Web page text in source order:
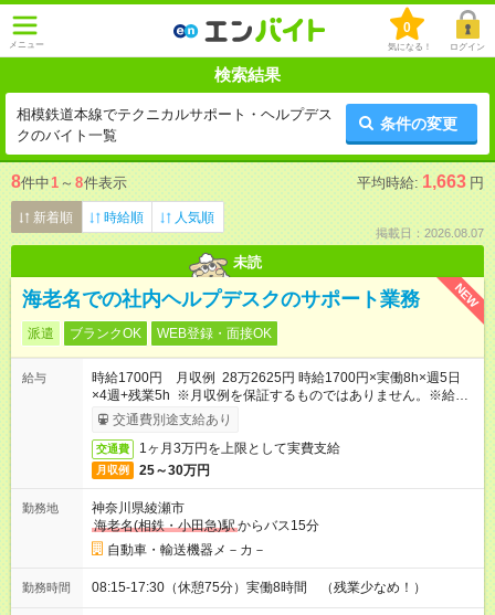
メニュー
0
気になる！ ログイン
検索結果
相模鉄道本線でテクニカルサポート・ヘルプデス
クのバイト一覧
条件の変更
8件中1 ～ 8件表示 平均時給: 1,663 円
新着順 時給順 人気順
掲載日：2026.08.07
未読
NEW
海老名での社内ヘルプデスクのサポート業務
派遣 ブランクOK WEB登録・面接OK
給与
時給1700円 月収例 28万2625円 時給1700円×実働8h×週5日
×4週+残業5h ※月収例を保証するものではありません。※給与
即受取りサービス利用可（利用条件有）
交通費別途支給あり
交通費 1ヶ月3万円を上限として実費支給
月収例 25～30万円
勤務地
神奈川県綾瀬市
海老名(相鉄・小田急)駅からバス15分
自動車・輸送機器メ－カ－
勤務時間 08:15-17:30（休憩75分）実働8時間 （残業少なめ！）